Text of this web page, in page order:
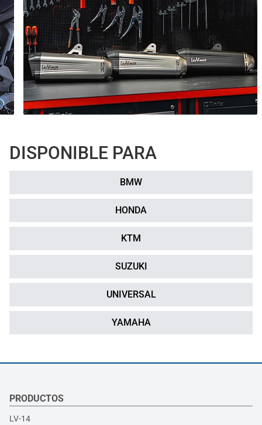
DISPONIBLE PARA
BMW
HONDA
KTM
SUZUKI
UNIVERSAL
YAMAHA
PRODUCTOS
LV-14